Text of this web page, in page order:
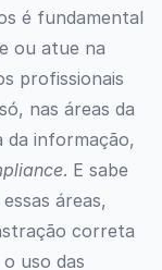
é fundamental
ou atue na
profissionais
nas áreas da
da informação,
. E sabe
áreas,
correta
uso das